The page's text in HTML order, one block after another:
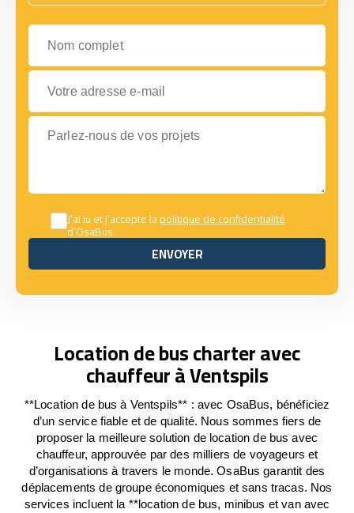
Nom complet
Votre adresse e-mail
Parlez-nous de vos projets
J’ai lu et j’accepte lapolitique de confidentialité
d’OsaBus.
ENVOYER
ENVOYER
Location de bus charter avec
chauffeur à Ventspils
**Location de bus à Ventspils** : avec OsaBus, bénéficiez
d’un service fiable et de qualité. Nous sommes fiers de
proposer la meilleure solution de location de bus avec
chauffeur, approuvée par des milliers de voyageurs et
d’organisations à travers le monde. OsaBus garantit des
déplacements de groupe économiques et sans tracas. Nos
services incluent la **location de bus, minibus et van avec